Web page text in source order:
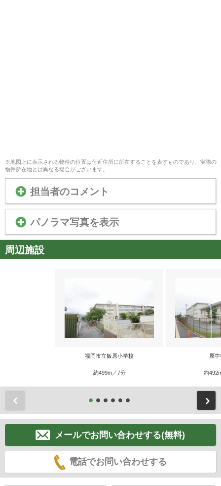
※地図上に表示される物件の位置は付近住所に所在することを表すものであり、実際の
物件所在地とは異なる場合がございます。
担当者のコメント
パノラマ写真を表示
周辺施設
福岡市立飯原小学校
約499m／7分
原
約
メールでお問い合わせする(無料)
電話でお問い合わせする